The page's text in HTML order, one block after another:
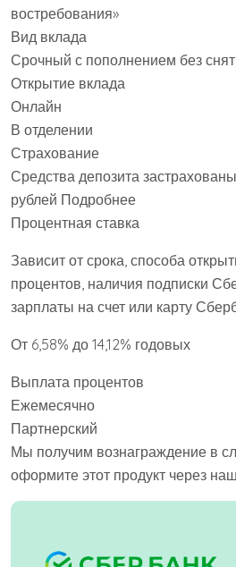
востребования»
Вид вклада
Срочный с пополнением без
Открытие вклада
Онлайн
В отделении
Страхование
Средства депозита
рублей Подробнее
Процентная ставка
Зависит от срока, способа
процентов, наличия подписки
зарплаты на счет или карту
От 6,58% до 14,12% годовых
Выплата процентов
Ежемесячно
Партнерский
Мы получим вознаграждение в
оформите этот продукт через